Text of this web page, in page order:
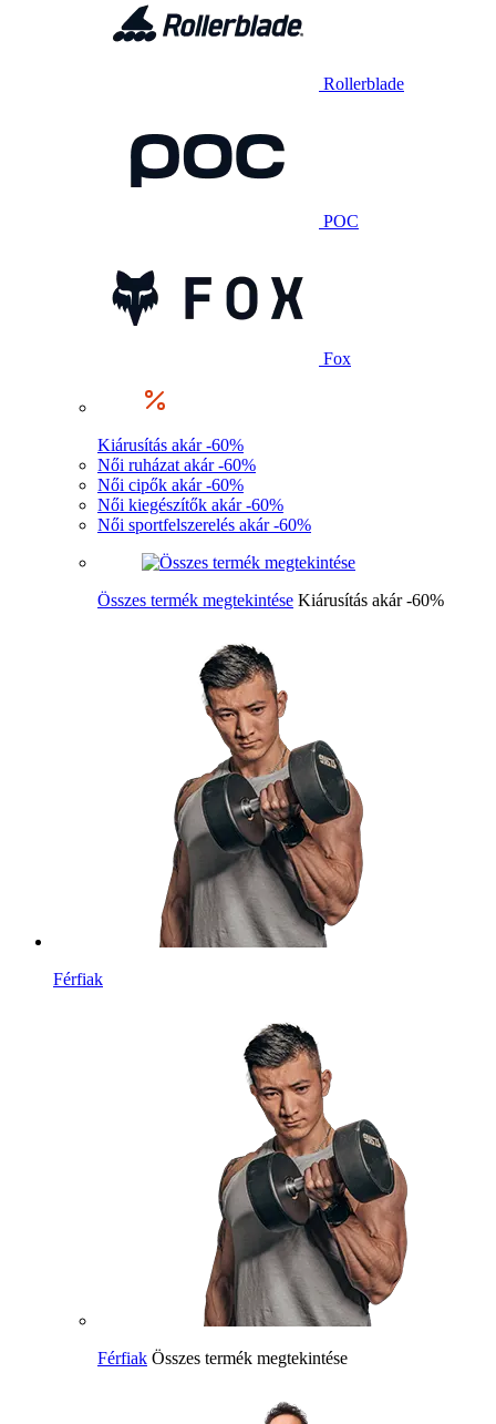
Rollerblade
POC
Fox
Kiárusítás akár -60%
Női ruházat akár -60%
Női cipők akár -60%
Női kiegészítők akár -60%
Női sportfelszerelés akár -60%
Összes termék megtekintése Kiárusítás akár -60%
Férfiak
Férfiak Összes termék megtekintése